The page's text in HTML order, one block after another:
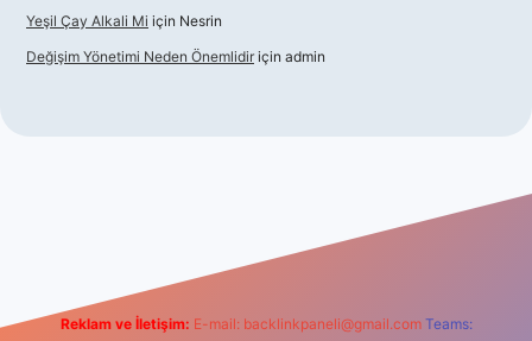
Yeşil Çay Alkali Mi için Nesrin
Değişim Yönetimi Neden Önemlidir için admin
Reklam ve İletişim: E-mail: backlinkpaneli@gmail.com Teams: